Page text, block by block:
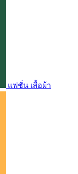
แฟชั่น เสื้อผ้า